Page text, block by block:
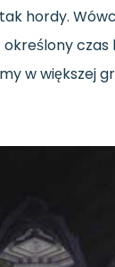
hordy.
w większej